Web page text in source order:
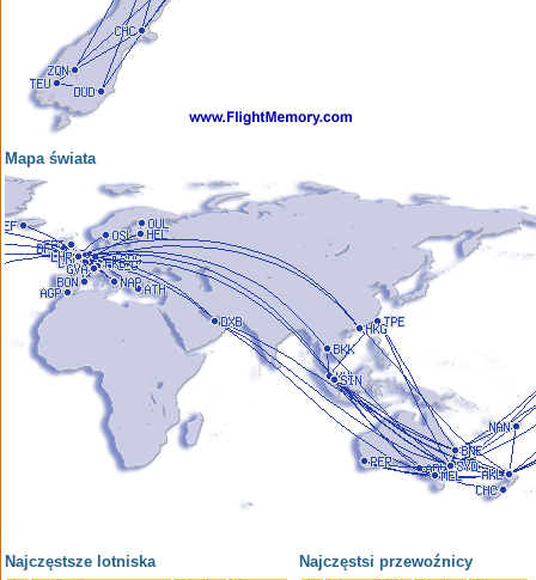
Mapa świata
Najczęstsze lotniska Najczęstsi przewoźnicy